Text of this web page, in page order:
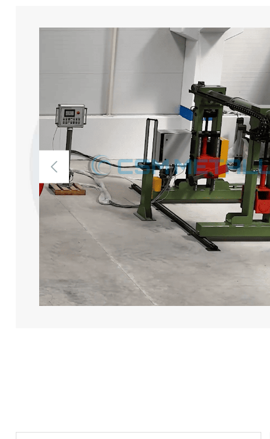
Fi̇lmaşi̇n Fosfat Hatları
Sıcak Daldırma Tel Galvani̇zleme Hatları
Yüksek Karbon Tel Patentleme Hatları
Çinko Ve Alaşımları Kaplama Hatları
Tübüler Çelik Halat Makineleri
Planet Çelik Halat Makineleri
Tel Aktarma Makineleri
Endüstriyel Isıl İşlem Fırınları
Sıcak Daldırma Galvaniz Hatları İçin Yedek
Parça Ve Yardımcı Ekipmanlar
Tel Çekme Hatları İçin Yedek Parça Ve
Yardımcı Ekipmanlar